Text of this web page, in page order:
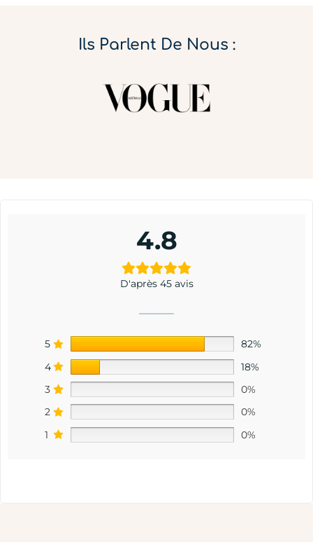
Ils Parlent De Nous :
4.8
D'après 45 avis
5
82%
4
18%
3
0%
2
0%
1
0%